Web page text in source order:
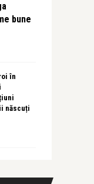
bune
în
născuți